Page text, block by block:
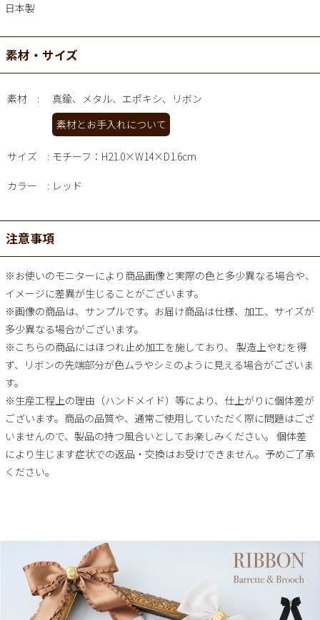
日本製
素材・サイズ
素材
真鍮、メタル、エポキシ、リボン
素材とお手入れについて
サイズ モチーフ：H21.0×W14×D1.6cm
カラー レッド
注意事項
※お使いのモニターにより商品画像と実際の色と多少異なる場合や、
イメージに差異が生じることがございます。
※画像の商品は、サンプルです。お届け商品は仕様、加工、サイズが
多少異なる場合がございます。
※こちらの商品にはほつれ止め加工を施しており、 製造上やむを得
ず、リボンの先端部分が色ムラやシミのように見える場合がございま
す。
※生産工程上の理由（ハンドメイド）等により、仕上がりに個体差が
ございます。商品の品質や、通常ご使用していただく際に問題はござ
いませんので、製品の持つ風合いとしてお楽しみください。 個体差
により生じます症状での返品・交換はお受けできません。予めご了承
ください。